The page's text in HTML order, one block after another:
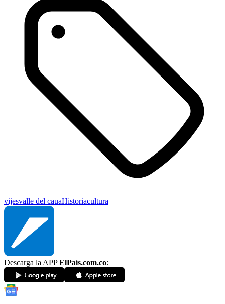
vijesvalle del cauaHistoriacultura
Descarga la APPElPaís.com.co: